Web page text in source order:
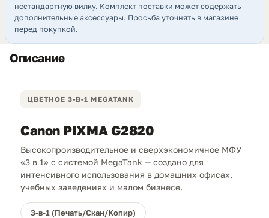
нестандартную вилку. Комплект поставки может содержать
дополнительные аксессуары. Просьба уточнять в магазине
перед покупкой.
Описание
ЦВЕТНОЕ 3-В-1 MEGATANK
Canon PIXMA G2820
Высокопроизводительное и сверхэкономичное МФУ
«3 в 1» с системой MegaTank — создано для
интенсивного использования в домашних офисах,
учебных заведениях и малом бизнесе.
3-в-1 (Печать/Скан/Копир)